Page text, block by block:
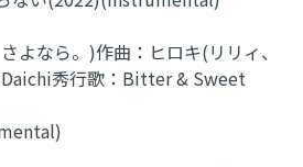
よなら。)作曲： ヒロキ(リリィ、
秀行歌： Bitter & Sweet